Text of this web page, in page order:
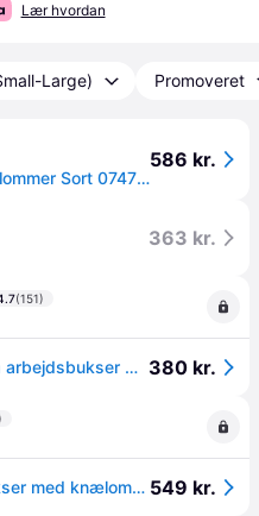
Lær hvordan
Large) Promoveret
MASCOT® Bukser med knælommer Sort 07479-330-09 82C44
586 kr.
363 kr.
(151)
MASCOT ORIGINALS Pasadena arbejdsbukser med knælommer, sort - 76C52 380 kr.
Mascot Pasadena Originals Bukser med knælommer 07479-330 549 kr.